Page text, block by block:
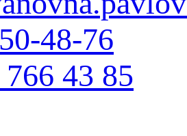
48-76
43 85